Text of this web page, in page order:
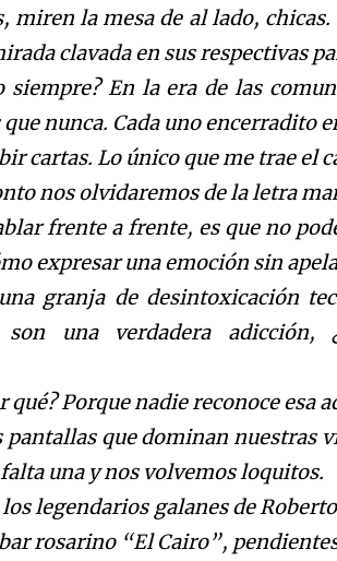
miren la mesa de al lado,
clavada en sus respectivas
siempre? En la era de las
nunca. Cada uno encerradito
cartas. Lo único que me trae el
nos olvidaremos de la letra
frente a frente, es que no
expresar una emoción sin
granja de desintoxicación
son una verdadera adicción,
qué? Porque nadie reconoce esa
pantallas que dominan nuestras
una y nos volvemos loquitos.
legendarios galanes de
rosarino “El Cairo”,